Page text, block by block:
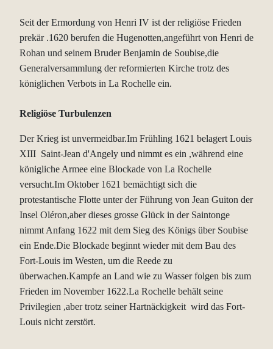
Seit der Ermordung von Henri IV ist der religiöse Frieden
prekär .1620 berufen die Hugenotten,angeführt von Henri de
Rohan und seinem Bruder Benjamin de Soubise,die
Generalversammlung der reformierten Kirche trotz des
königlichen Verbots in La Rochelle ein.
Religiöse Turbulenzen
Der Krieg ist unvermeidbar.Im Frühling 1621 belagert Louis
XIII Saint-Jean d'Angely und nimmt es ein ,während eine
königliche Armee eine Blockade von La Rochelle
versucht.Im Oktober 1621 bemächtigt sich die
protestantische Flotte unter der Führung von Jean Guiton der
Insel Oléron,aber dieses grosse Glück in der Saintonge
nimmt Anfang 1622 mit dem Sieg des Königs über Soubise
ein Ende.Die Blockade beginnt wieder mit dem Bau des
Fort-Louis im Westen, um die Reede zu
überwachen.Kampfe an Land wie zu Wasser folgen bis zum
Frieden im November 1622.La Rochelle behält seine
Privilegien ,aber trotz seiner Hartnäckigkeit wird das Fort-
Louis nicht zerstört.